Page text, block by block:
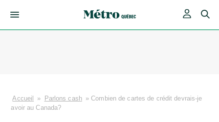
Accueil » Parlons cash »Combien de cartes de crédit devrais-je
avoir au Canada?